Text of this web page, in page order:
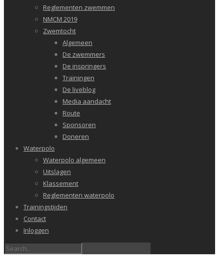
Reglementen zwemmen
NMCM 2019
Zwemtocht
Algemeen
De zwemmers
De inspringers
Trainingen
De liveblog
Media aandacht
Route
Sponsoren
Doneren
Waterpolo
Waterpolo algemeen
Uitslagen
Klassement
Reglementen waterpolo
Trainingstijden
Contact
Inloggen